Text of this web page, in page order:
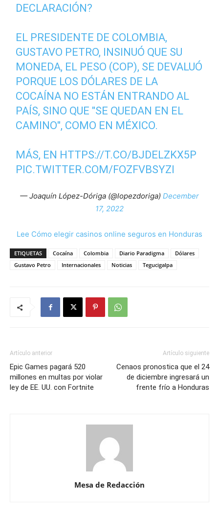
DECLARACIÓN?
EL PRESIDENTE DE COLOMBIA,
GUSTAVO PETRO, INSINUÓ QUE SU
MONEDA, EL PESO (COP), SE DEVALUÓ
PORQUE LOS DÓLARES DE LA
COCAÍNA NO ESTÁN ENTRANDO AL
PAÍS, SINO QUE "SE QUEDAN EN EL
CAMINO", COMO EN MÉXICO.
MÁS, EN HTTPS://T.CO/BJDELZKX5P
PIC.TWITTER.COM/FOZFVBSYZI
— Joaquín López-Dóriga (@lopezdoriga) December
17, 2022
Lee Cómo elegir casinos online seguros en Honduras
ETIQUETAS Cocaína Colombia Diario Paradigma
Dólares
Gustavo Petro
Internacionales Noticias Tegucigalpa
Artículo anterior
Epic Games pagará 520
millones en multas por violar
ley de EE. UU. con Fortnite
Artículo siguiente
Cenaos pronostica que el 24
de diciembre ingresará un
frente frío a Honduras
Mesa de Redacción